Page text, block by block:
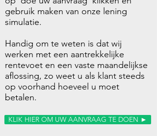
gebruik maken van onze lening
simulatie.
Handig om te weten is dat wij
werken met een aantrekkelijke
rentevoet en een vaste maandelijkse
aflossing, zo weet u als klant steeds
op voorhand hoeveel u moet
betalen.
KLIK HIER OM UW AANVRAAG TE DOEN ►